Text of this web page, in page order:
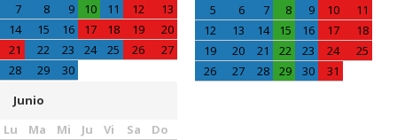
7
8 9 10 11 12
13
14
15 16 17 18 19
20
21
22 23 24 25 26
27
28
29 30
5
6 7 8 9 10
11
12
13 14 15 16 17
18
19
20 21 22 23 24
25
26
27 28 29 30
31
Junio
Lu
Ma Mi Ju Vi Sa
Do